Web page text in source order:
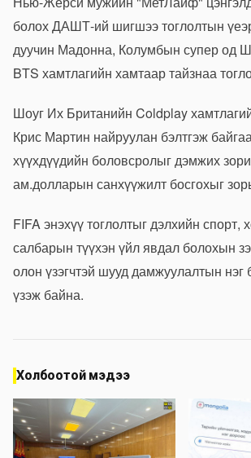
болох ДАШТ-ий шигшээ тоглолтын
дуучин Мадонна, Колумбын супер од
BTS хамтлагийн хамтаар тайзнаа
Шоуг Их Британийн Coldplay
Крис Мартин найруулан бэлтгэж
хүүхдүүдийн боловсролыг дэмжих
ам.долларын санхүүжилт босгохыг
FIFA энэхүү тоглолтыг дэлхийн спорт,
салбарын түүхэн үйл явдал болохын
олон үзэгчтэй шууд дамжуулалтын нэг
үзэж байна.
Холбоотой мэдээ